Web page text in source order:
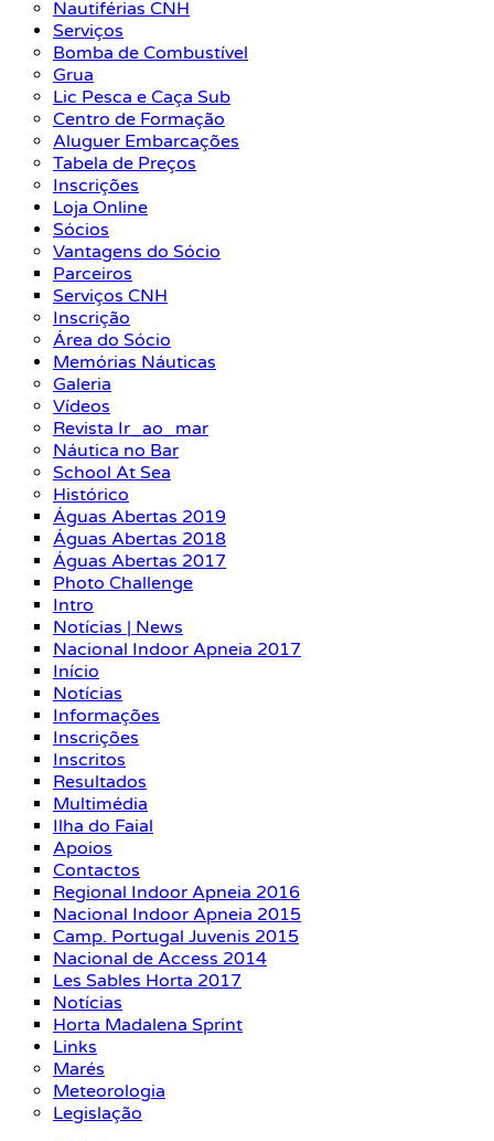
Nautiférias CNH
Serviços
Bomba de Combustível
Grua
Lic Pesca e Caça Sub
Centro de Formação
Aluguer Embarcações
Tabela de Preços
Inscrições
Loja Online
Sócios
Vantagens do Sócio
Parceiros
Serviços CNH
Inscrição
Área do Sócio
Memórias Náuticas
Galeria
Vídeos
Revista Ir_ao_mar
Náutica no Bar
School At Sea
Histórico
Águas Abertas 2019
Águas Abertas 2018
Águas Abertas 2017
Photo Challenge
Intro
Notícias | News
Nacional Indoor Apneia 2017
Início
Notícias
Informações
Inscrições
Inscritos
Resultados
Multimédia
Ilha do Faial
Apoios
Contactos
Regional Indoor Apneia 2016
Nacional Indoor Apneia 2015
Camp. Portugal Juvenis 2015
Nacional de Access 2014
Les Sables Horta 2017
Notícias
Horta Madalena Sprint
Links
Marés
Meteorologia
Legislação